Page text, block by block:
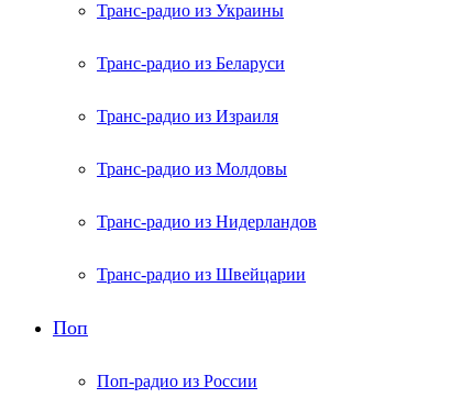
Транс-радио из Украины
Транс-радио из Беларуси
Транс-радио из Израиля
Транс-радио из Молдовы
Транс-радио из Нидерландов
Транс-радио из Швейцарии
Поп
Поп-радио из России